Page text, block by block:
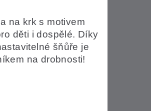
na krk s motivem
děti i dospělé. Díky
šňůře je
na drobnosti!